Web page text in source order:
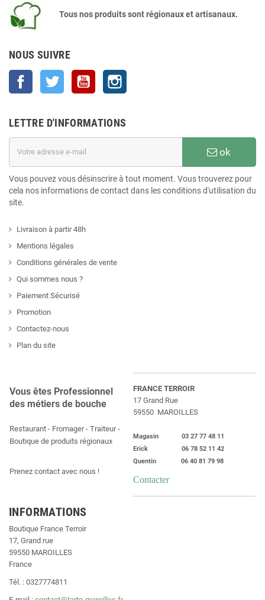
Tous nos produits sont régionaux et artisanaux.
NOUS SUIVRE
Facebook Twitter YouTube
LETTRE D'INFORMATIONS
ok
Vous pouvez vous désinscrire à tout moment. Vous trouverez pour
cela nos informations de contact dans les conditions d'utilisation du
site.
Livraison à partir 48h
Mentions légales
Conditions générales de vente
Qui sommes nous ?
Paiement Sécurisé
Promotion
Contactez-nous
Plan du site
Vous êtes Professionnel
des métiers de bouche
Restaurant - Fromager - Traiteur -
Boutique de produits régionaux
Prenez contact avec nous !
FRANCE TERROIR
17 Grand Rue
59550 MAROILLES
Magasin 03 27 77 48 11
Erick 06 78 52 11 42
Quentin 06 40 81 79 98
Contacter
INFORMATIONS
Boutique France Terroir
17, Grand rue
59550 MAROILLES
France
Tél. : 0327774811